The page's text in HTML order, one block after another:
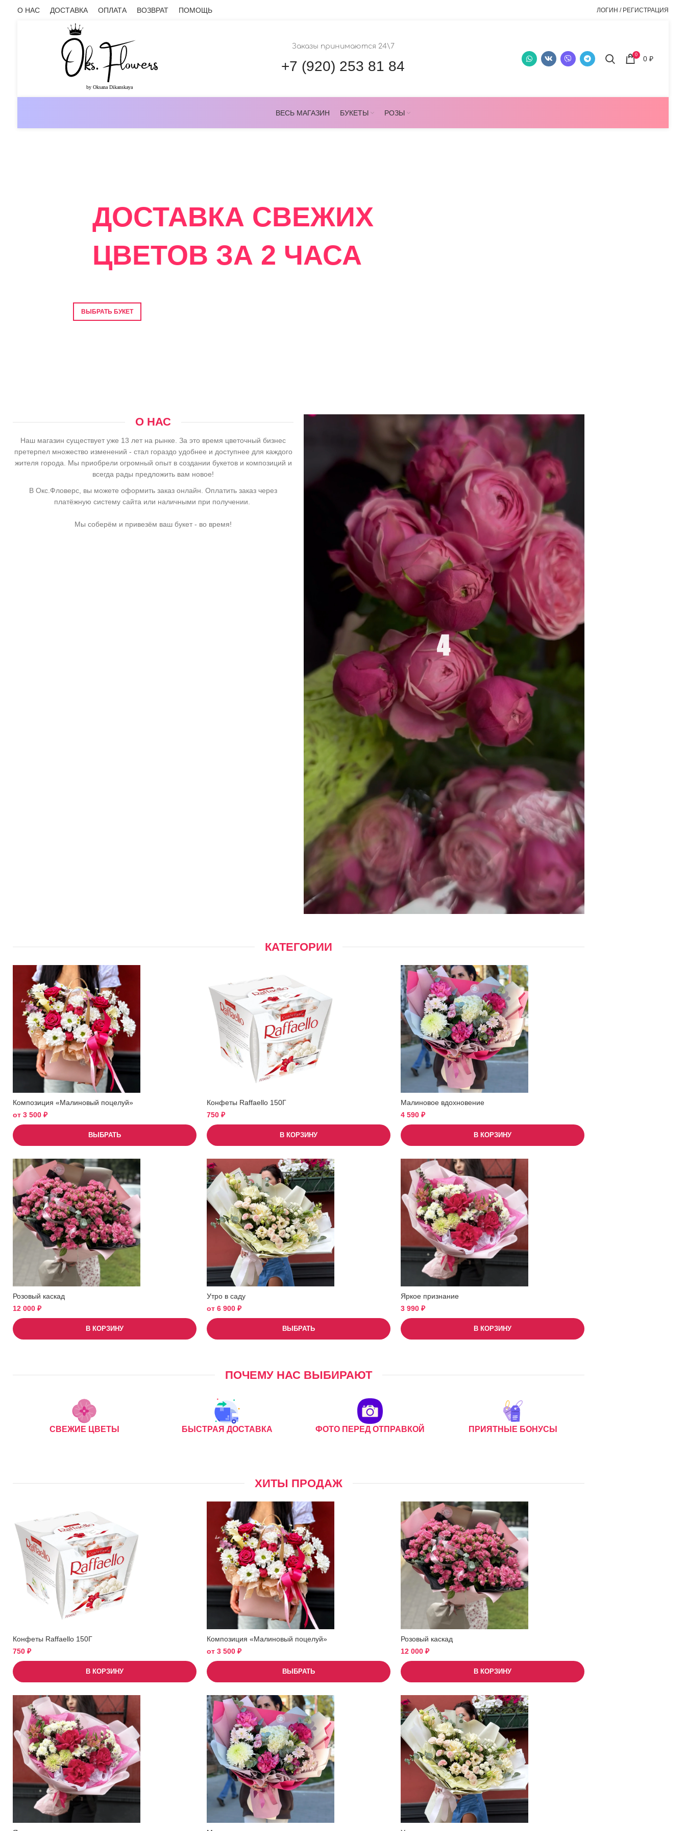
О НАС ДОСТАВКА ОПЛАТА ВОЗВРАТ ПОМОЩЬ ЛОГИН / РЕГИСТРАЦИЯ
Заказы принимаются 24\7
+7 (920) 253 81 84
0 0₽
ВЕСЬ МАГАЗИН БУКЕТЫ РОЗЫ
ДОСТАВКА СВЕЖИХ
ЦВЕТОВ ЗА 2 ЧАСА
ВЫБРАТЬ БУКЕТ
О НАС
Наш магазин существует уже 13 лет на рынке. За это время цветочный бизнес
претерпел множество изменений - стал гораздо удобнее и доступнее для каждого
жителя города. Мы приобрели огромный опыт в создании букетов и композиций и
всегда рады предложить вам новое!
В Окс.Фловерс, вы можете оформить заказ онлайн. Оплатить заказ через
платёжную систему сайта или наличными при получении.
Мы соберём и привезём ваш букет - во время!
КАТЕГОРИИ
Композиция «Малиновый поцелуй»
от 3 500 ₽
ВЫБРАТЬ
Конфеты Raffaello 150Г
750 ₽
В КОРЗИНУ
Малиновое вдохновение
4 590 ₽
В КОРЗИНУ
Розовый каскад
12 000 ₽
В КОРЗИНУ
Утро в саду
от 6 900 ₽
ВЫБРАТЬ
Яркое признание
3 990 ₽
В КОРЗИНУ
ПОЧЕМУ НАС ВЫБИРАЮТ
СВЕЖИЕ ЦВЕТЫ БЫСТРАЯ ДОСТАВКА ФОТО ПЕРЕД ОТПРАВКОЙ ПРИЯТНЫЕ БОНУСЫ
ХИТЫ ПРОДАЖ
Конфеты Raffaello 150Г
750 ₽
В КОРЗИНУ
Композиция «Малиновый поцелуй»
от 3 500 ₽
ВЫБРАТЬ
Розовый каскад
12 000 ₽
В КОРЗИНУ